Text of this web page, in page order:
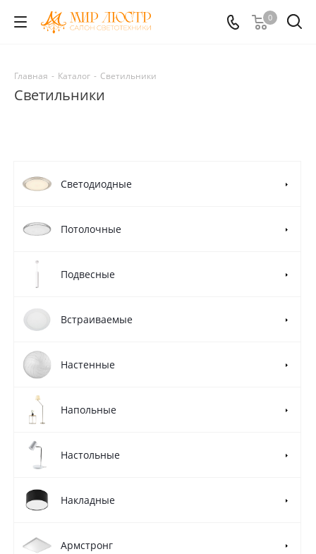
0
Главная - Каталог - Светильники
Светильники
Светодиодные
Потолочные
Подвесные
Встраиваемые
Настенные
Напольные
Настольные
Накладные
Армстронг